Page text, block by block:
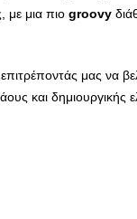
με μια πιο groovy
επιτρέποντάς μας να
και δημιουργικής